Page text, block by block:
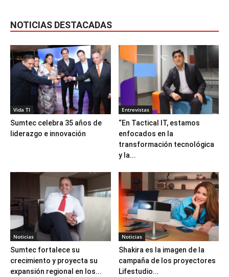
NOTICIAS DESTACADAS
Vida TI
Sumtec celebra 35 años de
liderazgo e innovación
Entrevistas
“En Tactical IT, estamos
enfocados en la
transformación tecnológica
y la...
Noticias
Sumtec fortalece su
crecimiento y proyecta su
expansión regional en los...
Noticias
Shakira es la imagen de la
campaña de los proyectores
Lifestudio...